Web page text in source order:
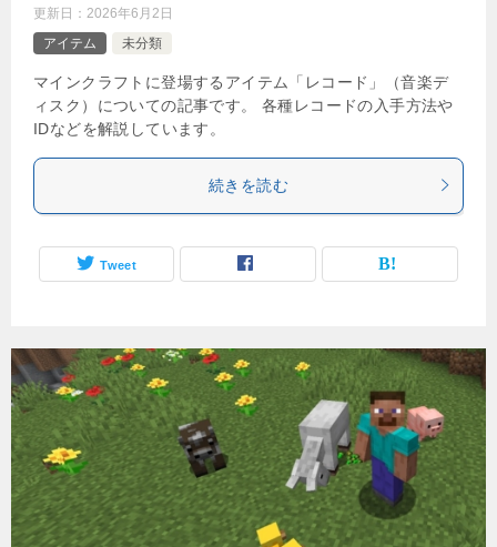
更新日： 2026年6月2日
アイテム
未分類
マインクラフトに登場するアイテム「レコード」（音楽デ
ィスク）についての記事です。 各種レコードの入手方法や
IDなどを解説しています。
続きを読む
Tweet